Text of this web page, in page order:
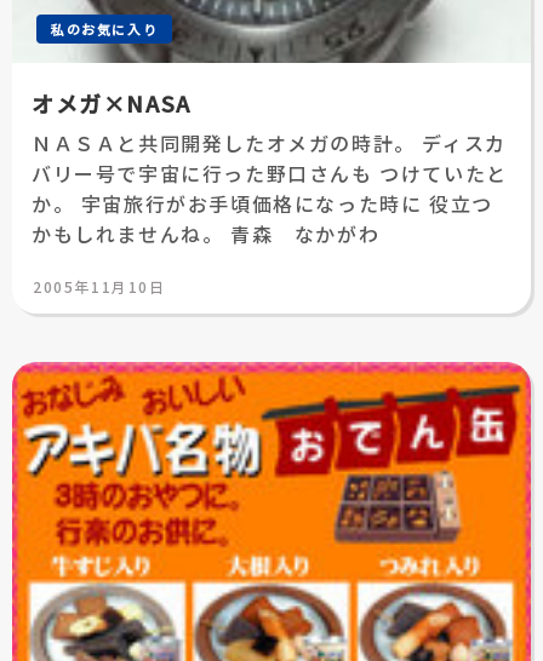
私のお気に入り
オメガ×NASA
ＮＡＳＡと共同開発したオメガの時計。 ディスカ
バリー号で宇宙に行った野口さんも つけていたと
か。 宇宙旅行がお手頃価格になった時に 役立つ
かもしれませんね。 青森 なかがわ
投
日:
2005年11月10日